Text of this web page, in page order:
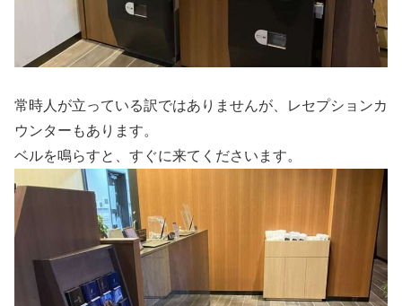
常時人が立っている訳ではありませんが、レセプションカ
ウンターもあります。
ベルを鳴らすと、すぐに来てくださいます。